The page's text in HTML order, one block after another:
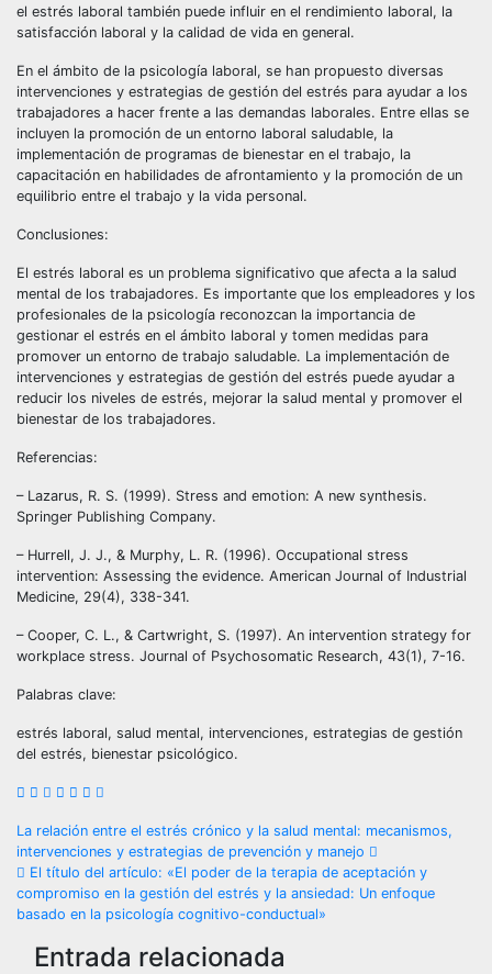
el estrés laboral también puede influir en el rendimiento laboral, la
satisfacción laboral y la calidad de vida en general.
En el ámbito de la psicología laboral, se han propuesto diversas
intervenciones y estrategias de gestión del estrés para ayudar a los
trabajadores a hacer frente a las demandas laborales. Entre ellas se
incluyen la promoción de un entorno laboral saludable, la
implementación de programas de bienestar en el trabajo, la
capacitación en habilidades de afrontamiento y la promoción de un
equilibrio entre el trabajo y la vida personal.
Conclusiones:
El estrés laboral es un problema significativo que afecta a la salud
mental de los trabajadores. Es importante que los empleadores y los
profesionales de la psicología reconozcan la importancia de
gestionar el estrés en el ámbito laboral y tomen medidas para
promover un entorno de trabajo saludable. La implementación de
intervenciones y estrategias de gestión del estrés puede ayudar a
reducir los niveles de estrés, mejorar la salud mental y promover el
bienestar de los trabajadores.
Referencias:
– Lazarus, R. S. (1999). Stress and emotion: A new synthesis.
Springer Publishing Company.
– Hurrell, J. J., & Murphy, L. R. (1996). Occupational stress
intervention: Assessing the evidence. American Journal of Industrial
Medicine, 29(4), 338-341.
– Cooper, C. L., & Cartwright, S. (1997). An intervention strategy for
workplace stress. Journal of Psychosomatic Research, 43(1), 7-16.
Palabras clave:
estrés laboral, salud mental, intervenciones, estrategias de gestión
del estrés, bienestar psicológico.
Navegación
de
entradas
La relación entre el estrés crónico y la salud mental: mecanismos,
intervenciones y estrategias de prevención y manejo
El título del artículo: «El poder de la terapia de aceptación y
compromiso en la gestión del estrés y la ansiedad: Un enfoque
basado en la psicología cognitivo-conductual»
Entrada relacionada